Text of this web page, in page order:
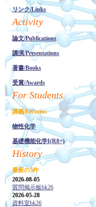
リンク/Links
Activity
論文/Publications
講演/Presentations
著書/Books
受賞/Awards
For Students
講義/Lectures
物性化学
基礎機能化学I(R8+)
History
最新の5件
2026-08-05
質問掲示板bk26
2026-05-28
資料室bk26